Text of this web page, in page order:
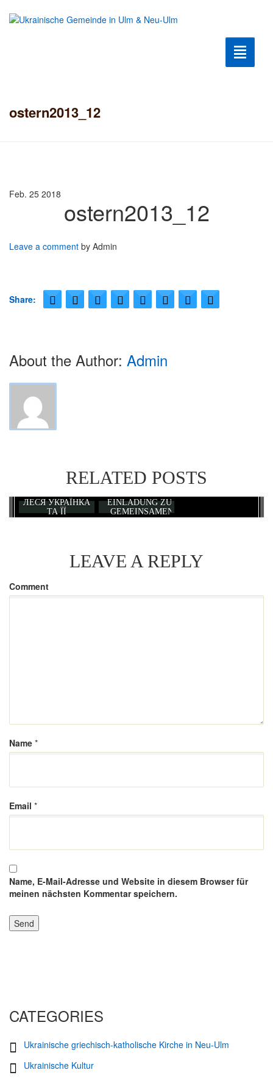
Toggle
Humanitäre Hilfe
Kultur Club
Veranstaltungen
Ukrainische griechisch-katholische Kirche in Neu-Ulm
Gottesdienste
Gallerie
ostern2013_12
Feb. 25 2018
ostern2013_12
Leave a comment by Admin
Share:
About the Author: Admin
RELATED POSTS
ЛЕСЯ УКРАЇНКА
ТА ЇЇ
EINLADUNG ZUR
GEMEINSAMEN
LEAVE A REPLY
Comment
Name *
Email *
Name, E-Mail-Adresse und Website in diesem Browser für
meinen nächsten Kommentar speichern.
CATEGORIES
Ukrainische griechisch-katholische Kirche in Neu-Ulm
Ukrainische Kultur